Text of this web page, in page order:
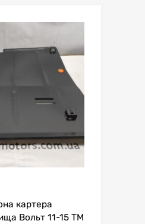
картера
Вольт 11-15 ТМ